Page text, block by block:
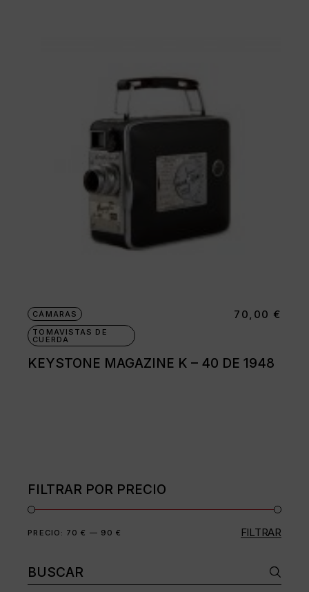
CÁMARAS
TOMAVISTAS DE
CUERDA
KEYSTONE MAGAZINE K – 40 DE 1948
70,00 €
FILTRAR POR PRECIO
Precio
Precio FILTRAR
PRECIO: 70 € — 90 €
Buscar: